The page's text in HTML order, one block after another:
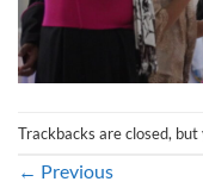
Trackbacks are closed, but
← Previous